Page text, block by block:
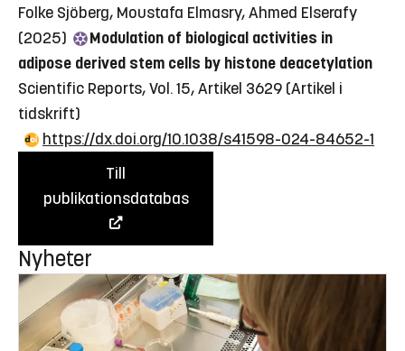
Folke Sjöberg, Moustafa Elmasry, Ahmed Elserafy
(2025)
Modulation of biological activities in
adipose derived stem cells by histone deacetylation
Scientific Reports, Vol. 15, Artikel 3629 (Artikel i
tidskrift)
https://dx.doi.org/10.1038/s41598-024-84652-1
Till
publikationsdatabas
Nyheter